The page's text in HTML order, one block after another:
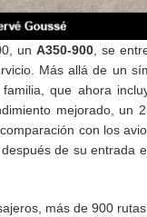
un A350-900, se
Más allá de un
que ahora
mejorado, un
con los
de su entrada
más de 900